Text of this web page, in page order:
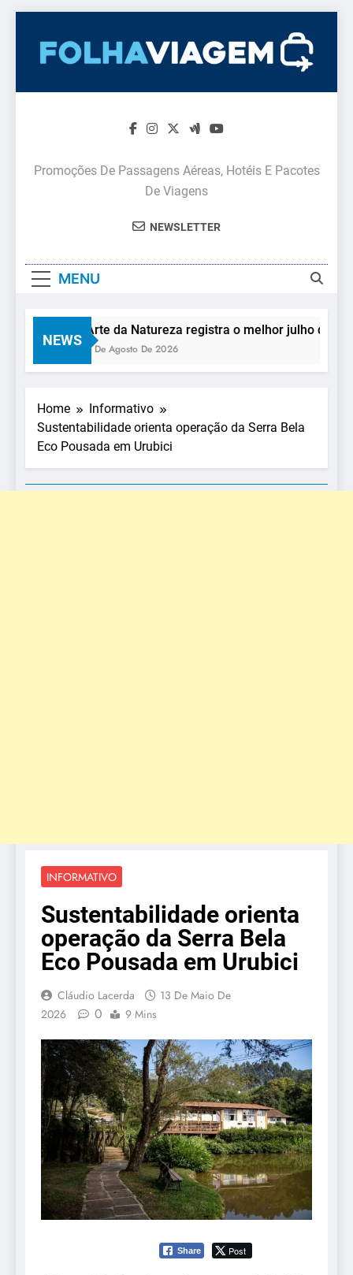
content
Promoções De Passagens Aéreas, Hotéis E Pacotes
De Viagens
NEWSLETTER
MENU
NEWS
Arte da Natureza registra o melhor julho de sua
3 De Agosto De 2026
Home
Informativo
Sustentabilidade orienta operação da Serra Bela
Eco Pousada em Urubici
INFORMATIVO
Sustentabilidade orienta
operação da Serra Bela
Eco Pousada em Urubici
Cláudio Lacerda
13 De Maio De
2026
0 9 Mins
Share Post